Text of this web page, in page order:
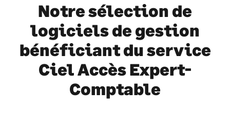
Notre sélection de
logiciels de gestion
bénéficiant du service
Ciel Accès Expert-
Comptable